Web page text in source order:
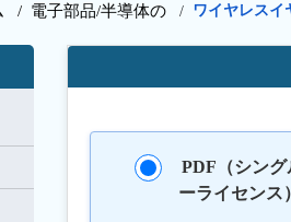
/ 電子部品/半導体の / ワイヤレスイ
PDF（シング
ーライセンス）